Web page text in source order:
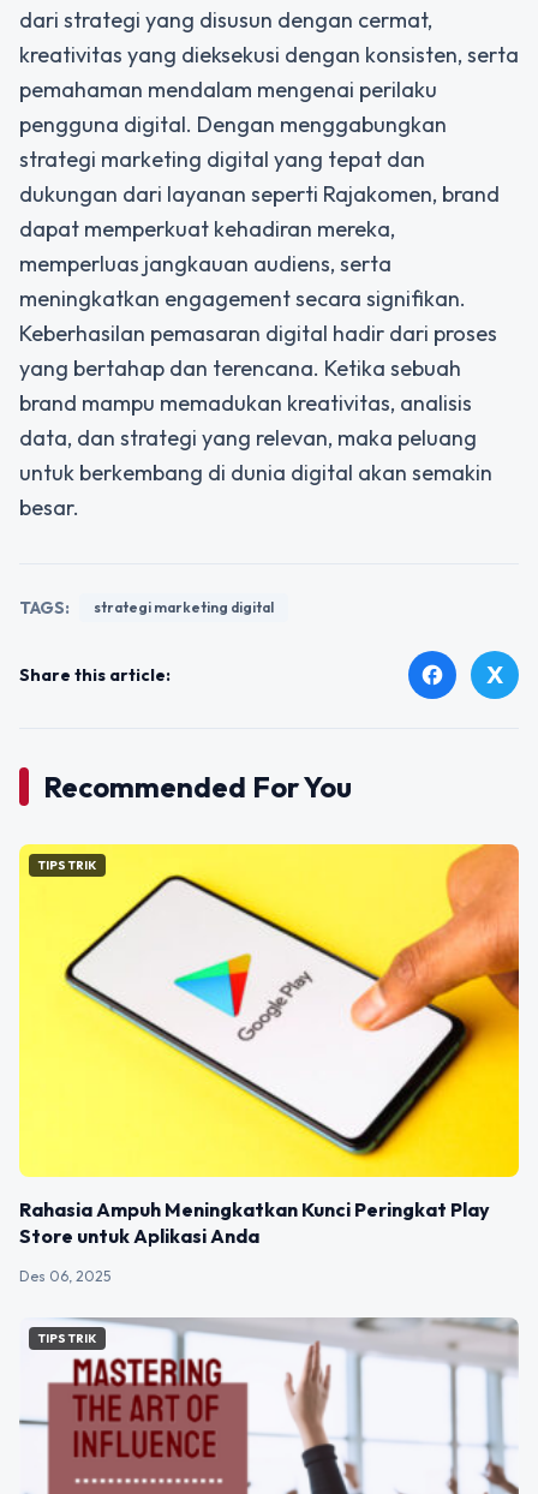
dari strategi yang disusun dengan cermat,
kreativitas yang dieksekusi dengan konsisten, serta
pemahaman mendalam mengenai perilaku
pengguna digital. Dengan menggabungkan
strategi marketing digital yang tepat dan
dukungan dari layanan seperti Rajakomen, brand
dapat memperkuat kehadiran mereka,
memperluas jangkauan audiens, serta
meningkatkan engagement secara signifikan.
Keberhasilan pemasaran digital hadir dari proses
yang bertahap dan terencana. Ketika sebuah
brand mampu memadukan kreativitas, analisis
data, dan strategi yang relevan, maka peluang
untuk berkembang di dunia digital akan semakin
besar.
TAGS: strategi marketing digital
Share this article: facebook X
Recommended For You
TIPS TRIK
Rahasia Ampuh Meningkatkan Kunci Peringkat Play
Store untuk Aplikasi Anda
Des 06, 2025
TIPS TRIK